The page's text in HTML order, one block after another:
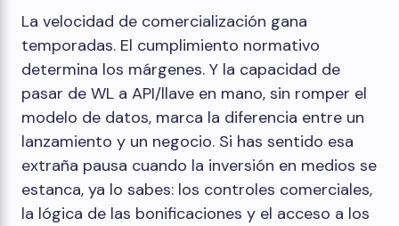
La velocidad de comercialización gana
temporadas. El cumplimiento normativo
determina los márgenes. Y la capacidad de
pasar de WL a API/llave en mano, sin romper el
modelo de datos, marca la diferencia entre un
lanzamiento y un negocio. Si has sentido esa
extraña pausa cuando la inversión en medios se
estanca, ya lo sabes: los controles comerciales,
la lógica de las bonificaciones y el acceso a los